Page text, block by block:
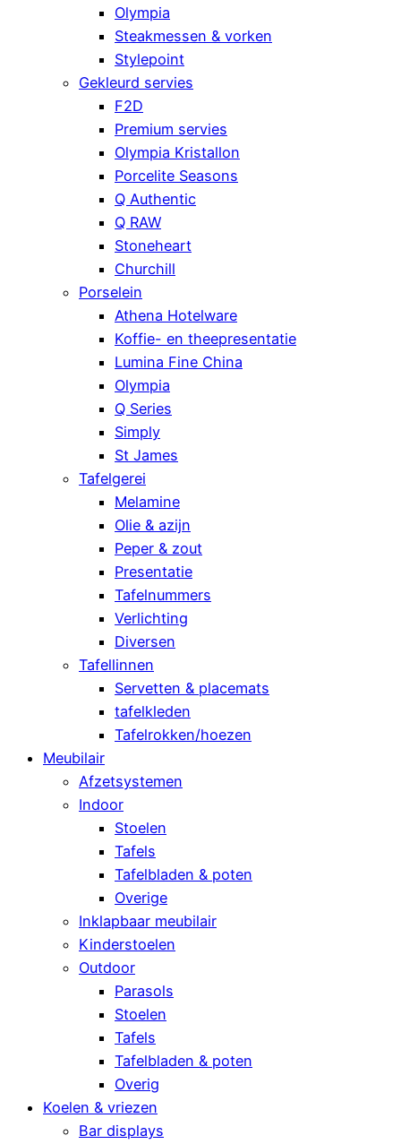
Olympia
Steakmessen & vorken
Stylepoint
Gekleurd servies
F2D
Premium servies
Olympia Kristallon
Porcelite Seasons
Q Authentic
Q RAW
Stoneheart
Churchill
Porselein
Athena Hotelware
Koffie- en theepresentatie
Lumina Fine China
Olympia
Q Series
Simply
St James
Tafelgerei
Melamine
Olie & azijn
Peper & zout
Presentatie
Tafelnummers
Verlichting
Diversen
Tafellinnen
Servetten & placemats
tafelkleden
Tafelrokken/hoezen
Meubilair
Afzetsystemen
Indoor
Stoelen
Tafels
Tafelbladen & poten
Overige
Inklapbaar meubilair
Kinderstoelen
Outdoor
Parasols
Stoelen
Tafels
Tafelbladen & poten
Overig
Koelen & vriezen
Bar displays